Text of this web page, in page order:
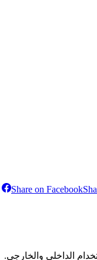
Share on Facebook
الداخلي والخارجي.